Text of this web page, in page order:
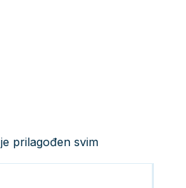
je prilagođen svim